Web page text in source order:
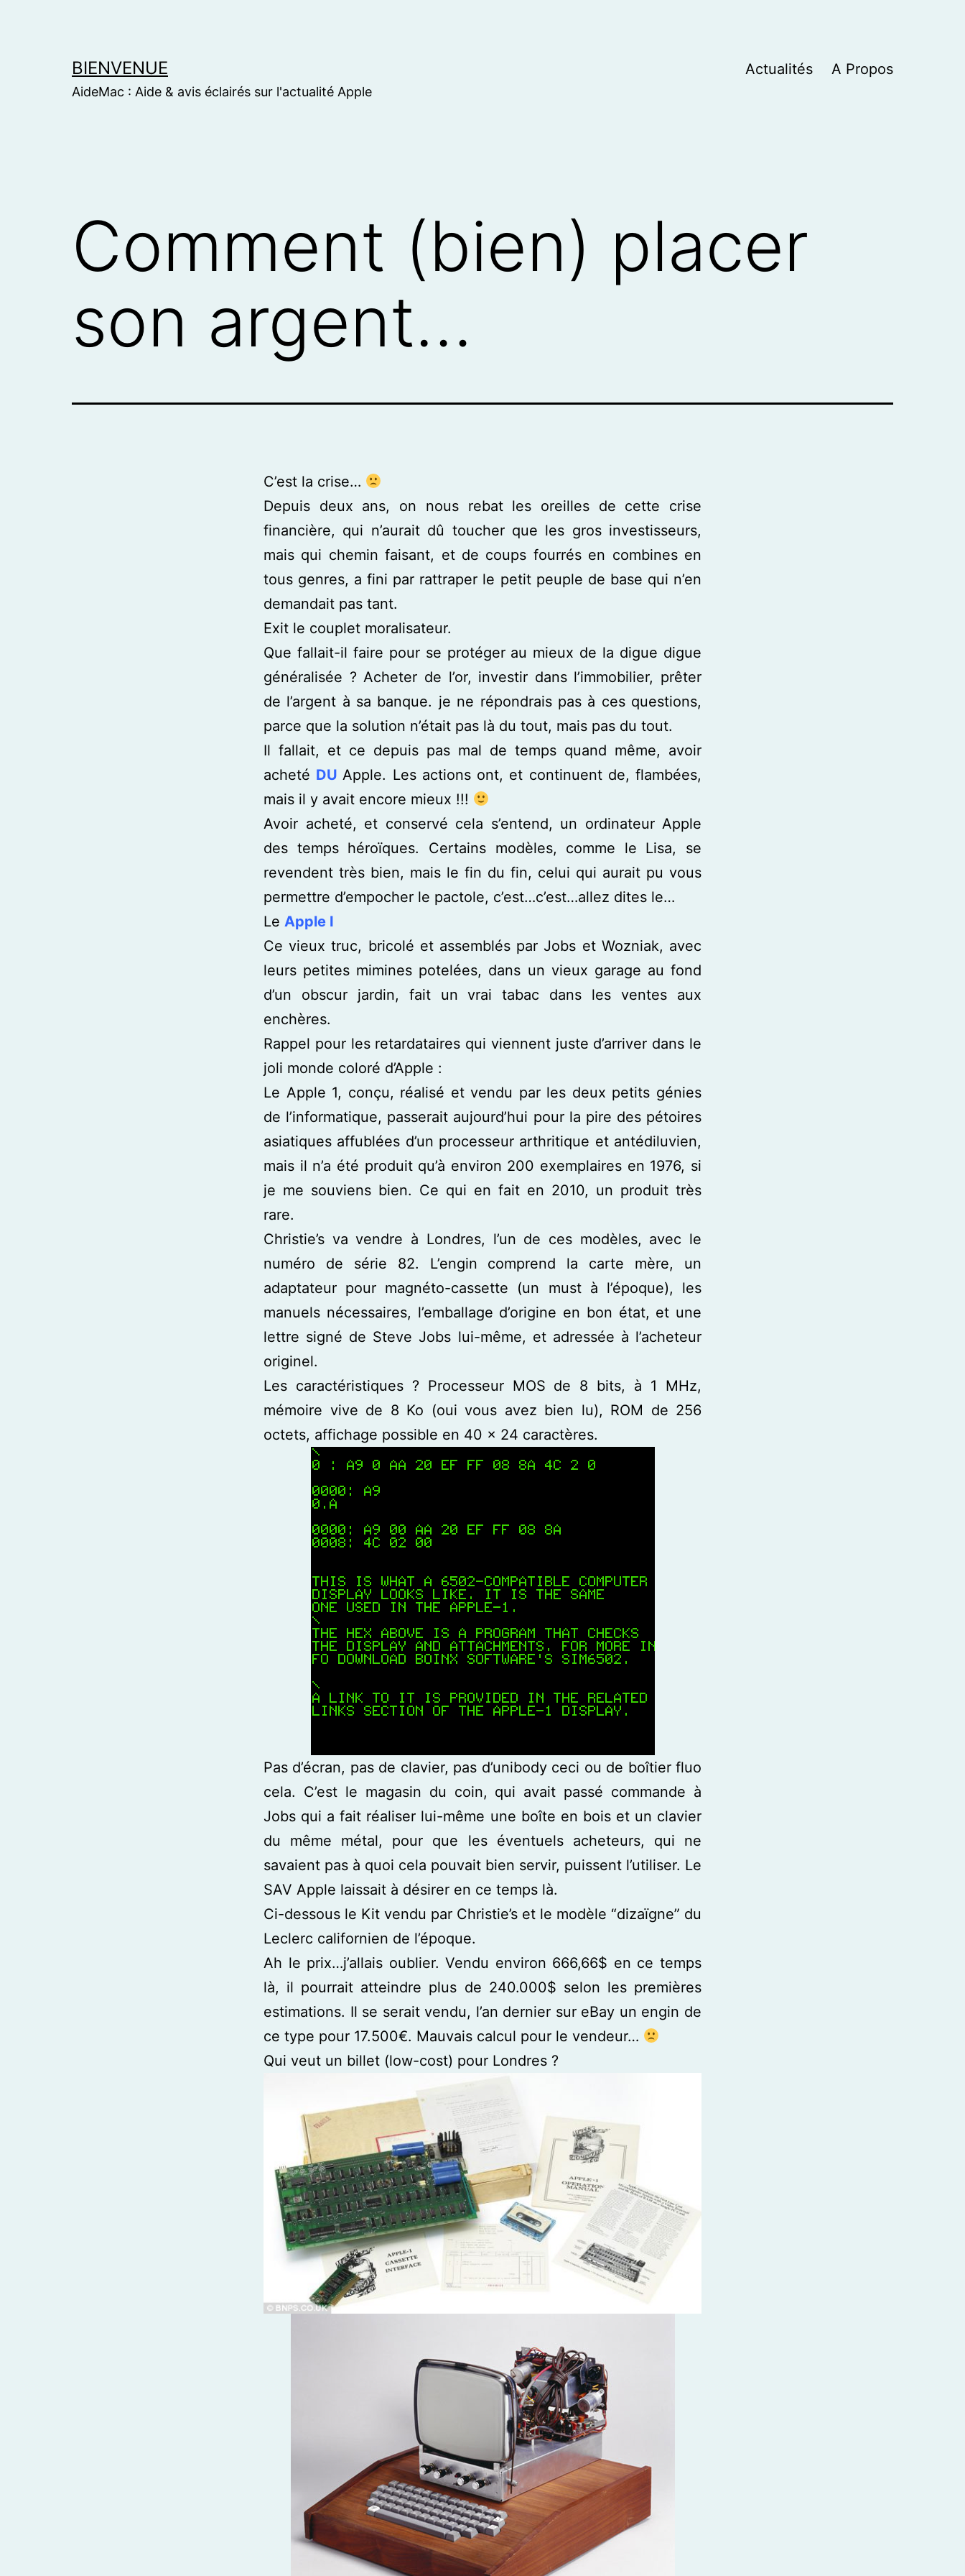
BIENVENUE
AideMac : Aide & avis éclairés sur l'actualité Apple
Actualités A Propos
Comment (bien) placer
son argent…
C’est la crise…
Depuis deux ans, on nous rebat les oreilles de cette crise
financière, qui n’aurait dû toucher que les gros investisseurs,
mais qui chemin faisant, et de coups fourrés en combines en
tous genres, a fini par rattraper le petit peuple de base qui n’en
demandait pas tant.
Exit le couplet moralisateur.
Que fallait-il faire pour se protéger au mieux de la digue digue
généralisée ? Acheter de l’or, investir dans l’immobilier, prêter
de l’argent à sa banque. je ne répondrais pas à ces questions,
parce que la solution n’était pas là du tout, mais pas du tout.
Il fallait, et ce depuis pas mal de temps quand même, avoir
acheté DUApple. Les actions ont, et continuent de, flambées,
mais il y avait encore mieux !!!
Avoir acheté, et conservé cela s’entend, un ordinateur Apple
des temps héroïques. Certains modèles, comme le Lisa, se
revendent très bien, mais le fin du fin, celui qui aurait pu vous
permettre d’empocher le pactole, c’est…c’est…allez dites le…
Le Apple I
Ce vieux truc, bricolé et assemblés par Jobs et Wozniak, avec
leurs petites mimines potelées, dans un vieux garage au fond
d’un obscur jardin, fait un vrai tabac dans les ventes aux
enchères.
Rappel pour les retardataires qui viennent juste d’arriver dans le
joli monde coloré d’Apple :
Le Apple 1, conçu, réalisé et vendu par les deux petits génies
de l’informatique, passerait aujourd’hui pour la pire des pétoires
asiatiques affublées d’un processeur arthritique et antédiluvien,
mais il n’a été produit qu’à environ 200 exemplaires en 1976, si
je me souviens bien. Ce qui en fait en 2010, un produit très
rare.
Christie’s va vendre à Londres, l’un de ces modèles, avec le
numéro de série 82. L’engin comprend la carte mère, un
adaptateur pour magnéto-cassette (un must à l’époque), les
manuels nécessaires, l’emballage d’origine en bon état, et une
lettre signé de Steve Jobs lui-même, et adressée à l’acheteur
originel.
Les caractéristiques ? Processeur MOS de 8 bits, à 1 MHz,
mémoire vive de 8 Ko (oui vous avez bien lu), ROM de 256
octets, affichage possible en 40 x 24 caractères.
Pas d’écran, pas de clavier, pas d’unibody ceci ou de boîtier fluo
cela. C’est le magasin du coin, qui avait passé commande à
Jobs qui a fait réaliser lui-même une boîte en bois et un clavier
du même métal, pour que les éventuels acheteurs, qui ne
savaient pas à quoi cela pouvait bien servir, puissent l’utiliser. Le
SAV Apple laissait à désirer en ce temps là.
Ci-dessous le Kit vendu par Christie’s et le modèle “dizaïgne” du
Leclerc californien de l’époque.
Ah le prix…j’allais oublier. Vendu environ 666,66$ en ce temps
là, il pourrait atteindre plus de 240.000$ selon les premières
estimations. Il se serait vendu, l’an dernier sur eBay un engin de
ce type pour 17.500€. Mauvais calcul pour le vendeur…
Qui veut un billet (low-cost) pour Londres ?